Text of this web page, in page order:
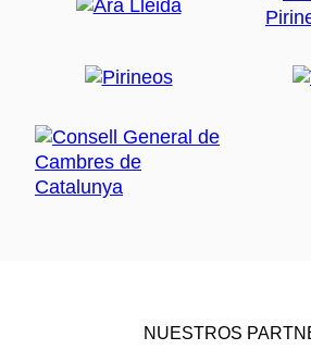
NUESTROS